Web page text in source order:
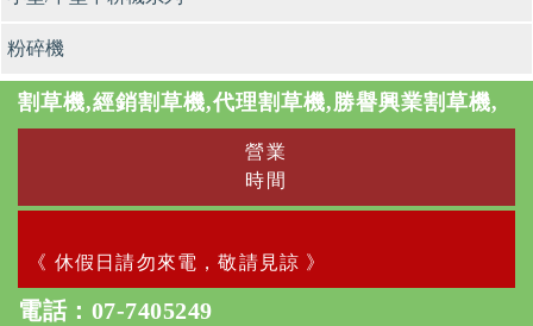
粉碎機
割草機,經銷割草機,代理割草機,勝譽興業割草機,
營業
時間
《 休假日請勿來電，敬請見諒 》
電話： 07-7405249